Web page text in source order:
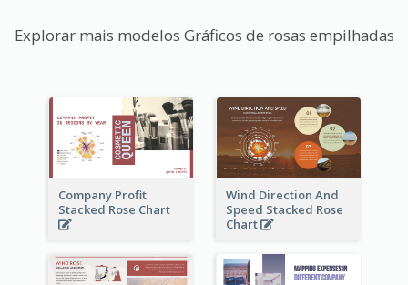
Explorar mais modelos Gráficos de rosas empilhadas
Company Profit
Stacked Rose Chart
Wind Direction And
Speed Stacked Rose
Chart